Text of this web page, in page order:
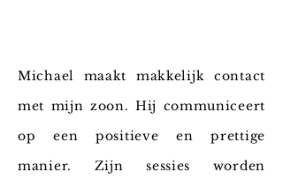
Michael maakt makkelijk contact
met mijn zoon. Hij communiceert
op een positieve en prettige
manier. Zijn sessies worden